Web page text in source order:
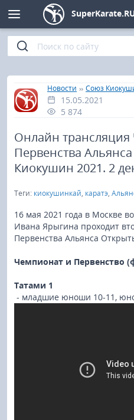
Главная
»
Новости » Союз
15.05.2021
5 874
Онлайн
Первенства
Киокушин 2021. 2
Теги: киокушинкай, каратэ,
16 мая 2021 года в Москве
Ивана Ярыгина проходит
Первенства Альянса
Чемпионат и Первенство
Татами 1
- младшие юноши 10-11,
Киокушинкай
Кёкусин (IFK)
Шинкиокушинкай
Кекусин-кан
Кикбоксинг и K-1
Бокс
UFC и MMA
Фото
Видео
Интервью
Статьи
Уроки каратэ
Файлы
Библиотека